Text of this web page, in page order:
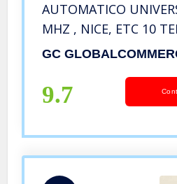
AUTOMATICO
MHZ , NICE, ETC 10
GC
9.7